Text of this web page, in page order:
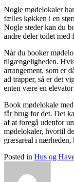
Nogle mødelokaler
fælles køkken i en
Nogle steder kan du
andre deler toilet med
Når du booker
tilgængeligheden.
arrangement, som er
ad trapper, så er det
enten være en
Book mødelokale
får brug for det. Det
af at foregå udenfor
mødelokaler, hvortil
græsareal i
Posted in Hus og